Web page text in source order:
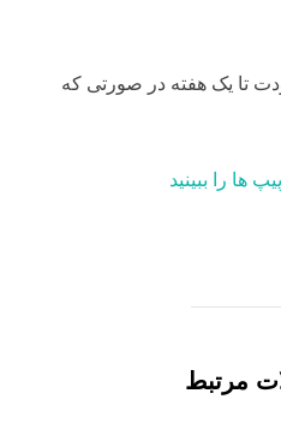
تا یک هفته در صورتی که
ها را ببینید
مرتبط